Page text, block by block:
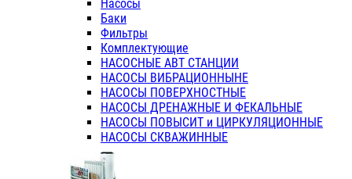
Насосы
Баки
Фильтры
Комплектующие
НАСОСНЫЕ АВТ СТАНЦИИ
НАСОСЫ ВИБРАЦИОННЫНЕ
НАСОСЫ ПОВЕРХНОСТНЫЕ
НАСОСЫ ДРЕНАЖНЫЕ И ФЕКАЛЬНЫЕ
НАСОСЫ ПОВЫСИТ и ЦИРКУЛЯЦИОННЫЕ
НАСОСЫ СКВАЖИННЫЕ